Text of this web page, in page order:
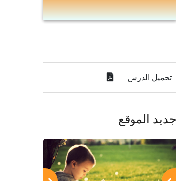
تحميل الدرس
جديد الموقع